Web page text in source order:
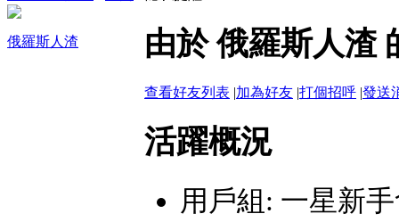
俄羅斯人渣 由於 俄羅斯人渣
查看好友列表 |加為好友 |打個招呼 |發送
活躍概況
用戶組: 一星新